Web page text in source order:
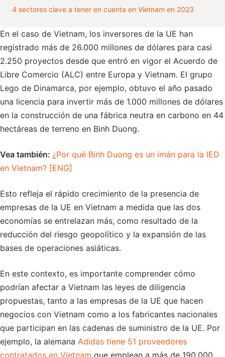
4 sectores clave a tener en cuenta en Vietnam en 2023
En el caso de Vietnam, los inversores de la UE han
registrado más de 26.000 millones de dólares para casi
2.250 proyectos desde que entró en vigor el Acuerdo de
Libre Comercio (ALC) entre Europa y Vietnam. El grupo
Lego de Dinamarca, por ejemplo, obtuvo el año pasado
una licencia para invertir más de 1.000 millones de dólares
en la construcción de una fábrica neutra en carbono en 44
hectáreas de terreno en Binh Duong.
Vea también: ¿Por qué Binh Duong es un imán para la IED
en Vietnam? [ENG]
Esto refleja el rápido crecimiento de la presencia de
empresas de la UE en Vietnam a medida que las dos
economías se entrelazan más, como resultado de la
reducción del riesgo geopolítico y la expansión de las
bases de operaciones asiáticas.
En este contexto, es importante comprender cómo
podrían afectar a Vietnam las leyes de diligencia
propuestas, tanto a las empresas de la UE que hacen
negocios con Vietnam como a los fabricantes nacionales
que participan en las cadenas de suministro de la UE. Por
ejemplo, la alemana Adidas tiene 51 proveedores
contratados en Vietnam que emplean a más de 190.000